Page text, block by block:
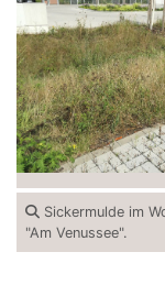
Sickermulde im
"Am Venussee".